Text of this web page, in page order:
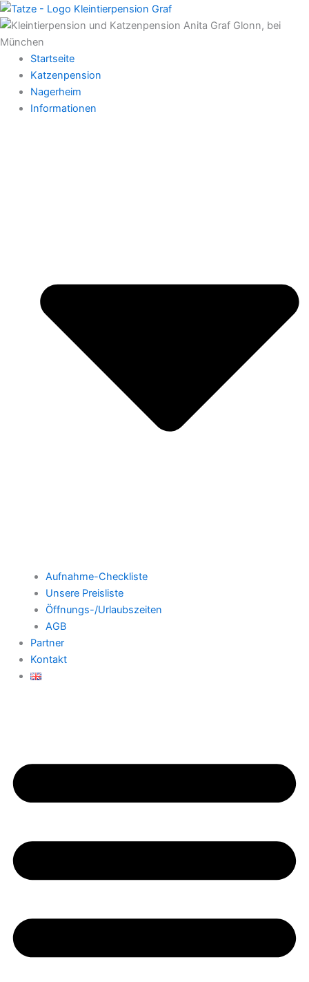
Zum
Inhalt
springen
Startseite
Katzenpension
Nagerheim
Informationen
Aufnahme-Checkliste
Unsere Preisliste
Öffnungs-/Urlaubszeiten
AGB
Partner
Kontakt